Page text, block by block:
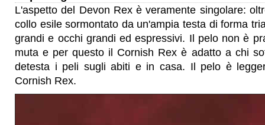
L'aspetto del Devon Rex è veramente singolare:
collo esile sormontato da un'ampia testa di forma
grandi e occhi grandi ed espressivi. Il pelo non è
muta e per questo il Cornish Rex è adatto a chi
detesta i peli sugli abiti e in casa. Il pelo è
Cornish Rex.